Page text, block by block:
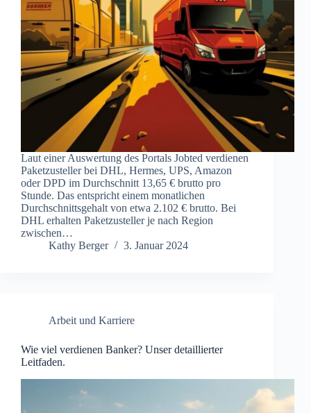
Laut einer Auswertung des Portals Jobted verdienen
Paketzusteller bei DHL, Hermes, UPS, Amazon
oder DPD im Durchschnitt 13,65 € brutto pro
Stunde. Das entspricht einem monatlichen
Durchschnittsgehalt von etwa 2.102 € brutto. Bei
DHL erhalten Paketzusteller je nach Region
zwischen…
Kathy Berger
3. Januar 2024
Arbeit und Karriere
Wie viel verdienen Banker? Unser detaillierter
Leitfaden.